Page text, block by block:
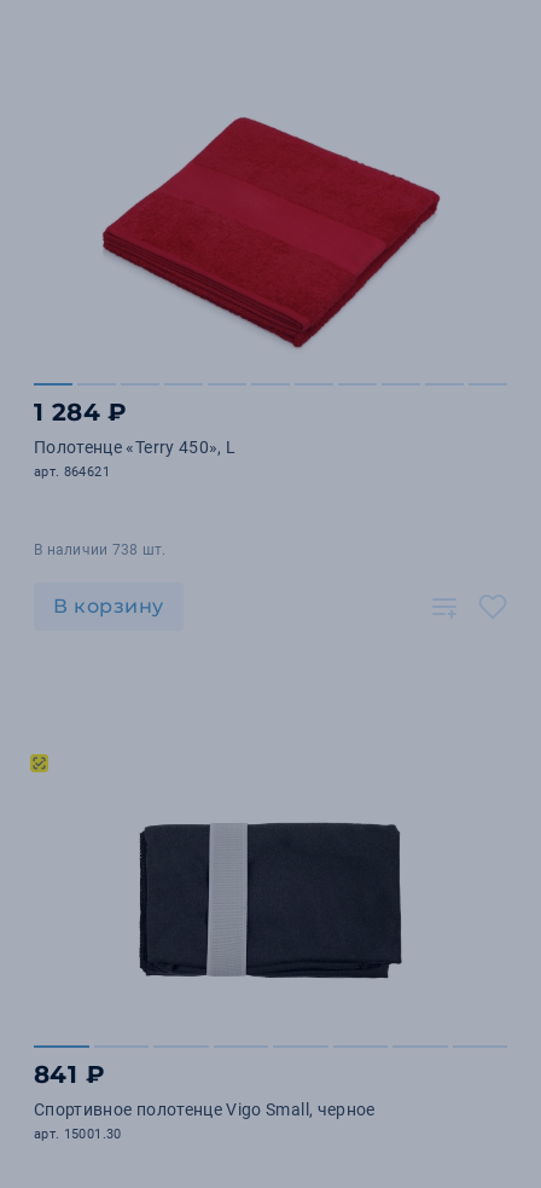
1 284 ₽
Полотенце «Terry 450», L
арт. 864621
В наличии 738 шт.
В корзину
841 ₽
Спортивное полотенце Vigo Small, черное
арт. 15001.30